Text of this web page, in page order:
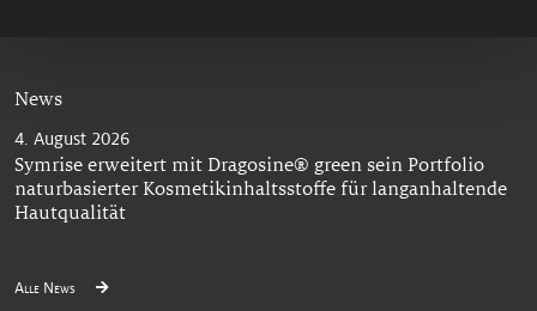
News
4. August 2026
Symrise erweitert mit Dragosine® green sein Portfolio
naturbasierter Kosmetikinhaltsstoffe für langanhaltende
Hautqualität
Alle News